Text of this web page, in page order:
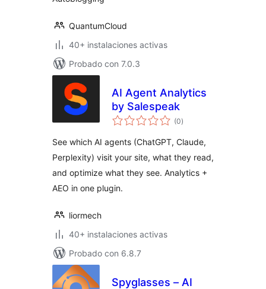
QuantumCloud
40+ instalaciones activas
Probado con 7.0.3
AI Agent Analytics
by Salespeak
(0total
de
)
See which AI agents (ChatGPT, Claude,
Perplexity) visit your site, what they read,
and optimize what they see. Analytics +
AEO in one plugin.
liormech
40+ instalaciones activas
Probado con 6.8.7
Spyglasses – AI